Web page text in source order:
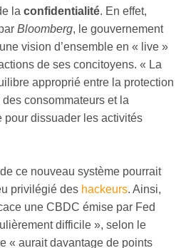
la confidentialité. En effet,
Bloomberg, le gouvernement
une vision d’ensemble en « live »
de ses concitoyens. « La
approprié entre la protection
consommateurs et la
pour dissuader les activités
ce nouveau système pourrait
privilégié des hackeurs. Ainsi,
une CBDC émise par Fed
difficile », selon le
« aurait davantage de points